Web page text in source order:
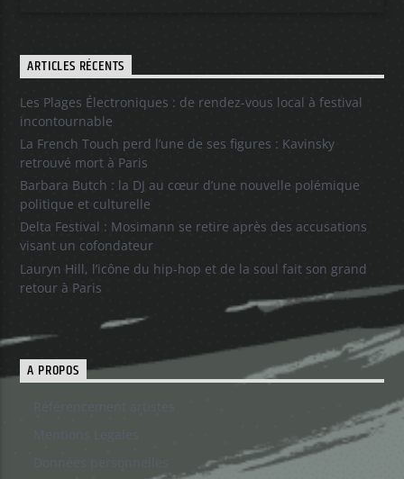
ARTICLES RÉCENTS
Les Plages Électroniques : de rendez-vous local à festival
incontournable
La French Touch perd l’une de ses figures : Kavinsky
retrouvé mort à Paris
Barbara Butch : la DJ au cœur d’une nouvelle polémique
politique et culturelle
Delta Festival : Mosimann se retire après des accusations
visant un cofondateur
Lauryn Hill, l’icône du hip-hop et de la soul fait son grand
retour à Paris
A PROPOS